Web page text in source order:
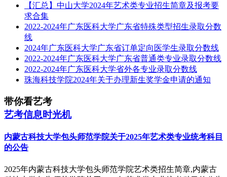
【汇总】中山大学2024年艺术类专业招生简章及报考要
求合集
2022-2024年广东医科大学广东省特殊类型招生录取分数
线
2024年广东医科大学广东省订单定向医学生录取分数线
2022-2024年广东医科大学广东省普通类专业录取分数线
2022-2024年广东医科大学省外各专业录取分数线
珠海科技学院2024年关于办理新生奖学金申请的通知
带你看艺考
艺考信息时光机
内蒙古科技大学包头师范学院关于2025年艺术类专业统考科目
的公告
2025年内蒙古科技大学包头师范学院艺术类招生简章,内蒙古